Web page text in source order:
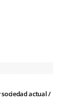
actual /